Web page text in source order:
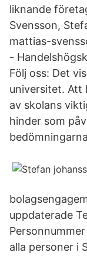
liknande
Svensson,
mattias-
-
Följ oss: Det
universitet. Att
av skolans
hinder som
uppdaterade
alla personer i